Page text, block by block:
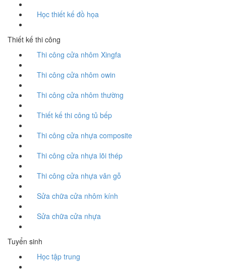
Học thiết kế đồ họa
Thiết kế thi công
Thi công cửa nhôm Xingfa
Thi công cửa nhôm owin
Thi công cửa nhôm thường
Thiết kế thi công tủ bếp
Thi công cửa nhựa composite
Thi công cửa nhựa lõi thép
Thi công cửa nhựa vân gỗ
Sửa chữa cửa nhôm kính
Sửa chữa cửa nhựa
Tuyển sinh
Học tập trung